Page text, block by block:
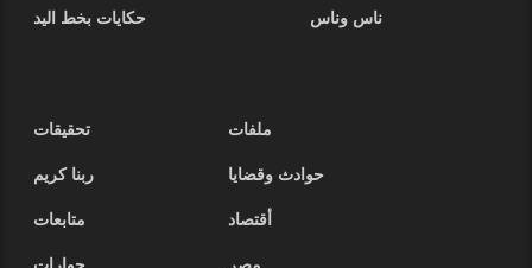
ناس وناس
حكايات بخط اليد
ملفات
تحقيقات
حوادث وقضايا
ربنا كريم
أقتصاد
متابعات